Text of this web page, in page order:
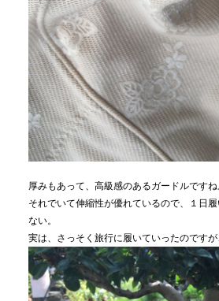
厚みもあって、高級感のあるガードルですね
それでいて伸縮性が優れているので、１日
ない。
実は、さっそく旅行に履いていったのですが